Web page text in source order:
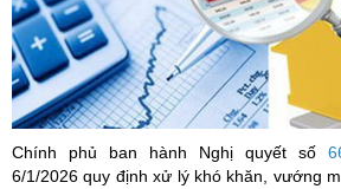
Chính phủ ban hành Nghị quyết số
6/1/2026 quy định xử lý khó khăn, vướng